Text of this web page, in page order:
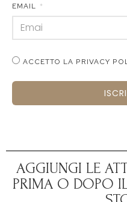
EMAIL
ACCETTO LA PRIVACY
AGGIUNGI LE
PRIMA O DOPO